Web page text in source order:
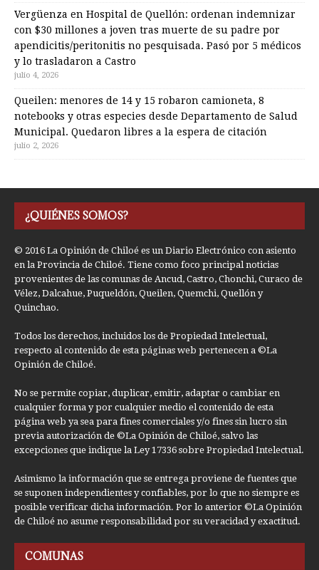
Vergüenza en Hospital de Quellón: ordenan indemnizar
con $30 millones a joven tras muerte de su padre por
apendicitis/peritonitis no pesquisada. Pasó por 5 médicos
y lo trasladaron a Castro
julio 4, 2026
Queilen: menores de 14 y 15 robaron camioneta, 8
notebooks y otras especies desde Departamento de Salud
Municipal. Quedaron libres a la espera de citación
julio 2, 2026
¿QUIÉNES SOMOS?
© 2016 La Opinión de Chiloé es un Diario Electrónico con asiento
en la Provincia de Chiloé. Tiene como foco principal noticias
provenientes de las comunas de Ancud, Castro, Chonchi, Curaco de
Vélez, Dalcahue, Puqueldón, Queilen, Quemchi, Quellón y
Quinchao.
Todos los derechos, incluidos los de Propiedad Intelectual,
respecto al contenido de esta páginas web pertenecen a ©La
Opinión de Chiloé.
No se permite copiar, duplicar, emitir, adaptar o cambiar en
cualquier forma y por cualquier medio el contenido de esta
página web ya sea para fines comerciales y/o fines sin lucro sin
previa autorización de ©La Opinión de Chiloé, salvo las
excepciones que indique la Ley 17336 sobre Propiedad Intelectual.
Asimismo la información que se entrega proviene de fuentes que
se suponen independientes y confiables, por lo que no siempre es
posible verificar dicha información. Por lo anterior ©La Opinión
de Chiloé no asume responsabilidad por su veracidad y exactitud.
COMUNAS